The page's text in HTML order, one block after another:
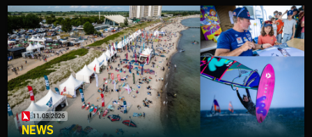
11.05.2026
NEWS